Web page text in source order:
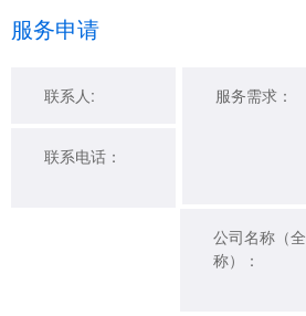
服务申请
联系人: 服务需求：
联系电话：
公司名称（全
称）：